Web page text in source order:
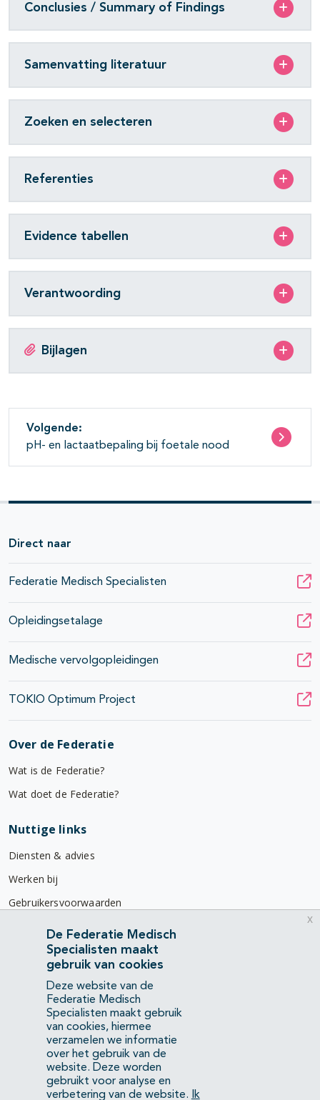
Conclusies / Summary of Findings
Samenvatting literatuur
Zoeken en selecteren
Referenties
Evidence tabellen
Verantwoording
Bijlagen
Volgende:
pH- en lactaatbepaling bij foetale nood
Direct naar
Federatie Medisch Specialisten
Opleidingsetalage
Medische vervolgopleidingen
TOKIO Optimum Project
Over de Federatie
Wat is de Federatie?
Wat doet de Federatie?
Nuttige links
Diensten & advies
Werken bij
Gebruikersvoorwaarden
Privacyverklaring
Contact
Mercatorlaan 1200
3528 BL Utrecht
(088) 505 34 34
info@richtlijnendatabase.nl
YouTubeLinkedIn
De Federatie Medisch
Specialisten maakt
gebruik van cookies
Deze website van de
Federatie Medisch
Specialisten maakt gebruik
van cookies, hiermee
verzamelen we informatie
over het gebruik van de
website. Deze worden
gebruikt voor analyse en
verbetering van de website.
Ik
x